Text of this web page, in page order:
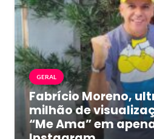
GERAL
Fabrício Moreno,
milhão de
“Me Ama” em